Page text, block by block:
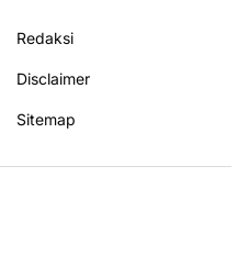
Redaksi
Disclaimer
Sitemap